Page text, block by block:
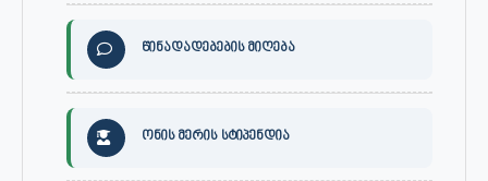
წინადადებების მიღება
ონის მერის სტიპენდია